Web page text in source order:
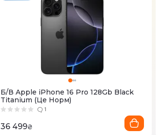
Б/В Apple iPhone 16 Pro 128Gb Black
Titanium (Це Норм)
1
36 499₴